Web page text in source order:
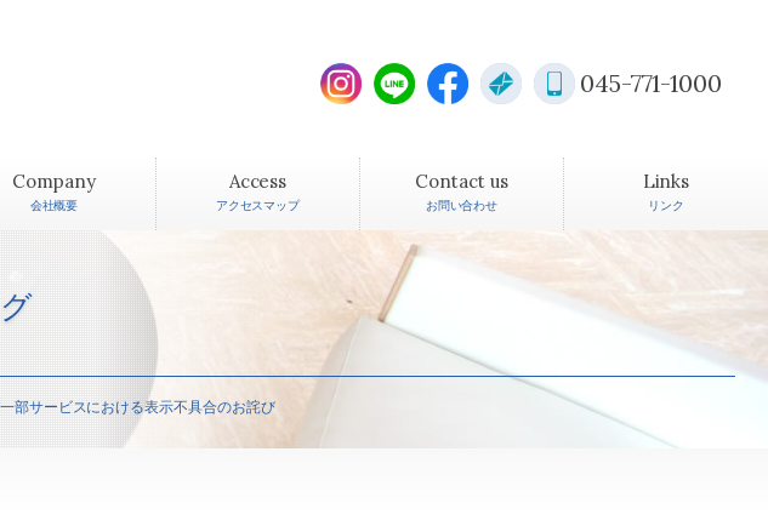
045-771-1000
Company
会社概要
Access
アクセスマップ
Contact us
お問い合わせ
Links
リンク
部サービスにおける表示不具合のお詫び